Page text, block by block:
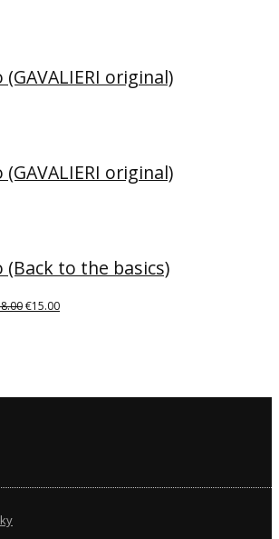
(GAVALIERI original)
(GAVALIERI original)
(Back to the basics)
€15.00